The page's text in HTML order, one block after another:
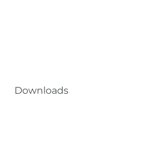
Downloads